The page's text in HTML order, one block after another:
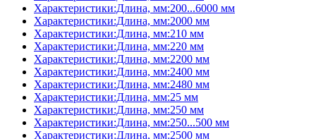
Характеристики:Длина, мм:200...6000 мм
Характеристики:Длина, мм:2000 мм
Характеристики:Длина, мм:210 мм
Характеристики:Длина, мм:220 мм
Характеристики:Длина, мм:2200 мм
Характеристики:Длина, мм:2400 мм
Характеристики:Длина, мм:2480 мм
Характеристики:Длина, мм:25 мм
Характеристики:Длина, мм:250 мм
Характеристики:Длина, мм:250...500 мм
Характеристики:Длина, мм:2500 мм